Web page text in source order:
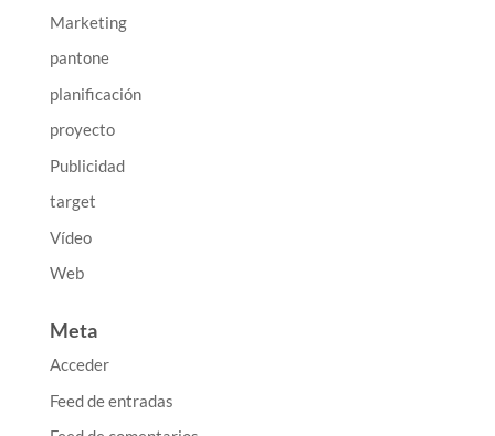
Marketing
pantone
planificación
proyecto
Publicidad
target
Vídeo
Web
Meta
Acceder
Feed de entradas